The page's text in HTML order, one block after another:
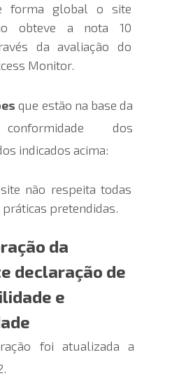
forma global o site
obteve a nota 10
da avaliação do
Monitor.
que estão na base da
dos
indicados acima:
não respeita todas
práticas pretendidas.
da
declaração de
e
foi atualizada a
.